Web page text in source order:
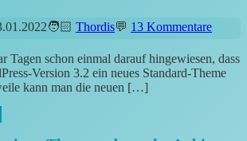
Thordis 13 Kommentare
Tagen schon einmal darauf hingewiesen, dass
Version 3.2 ein neues Standard-Theme
kann man die neuen […]